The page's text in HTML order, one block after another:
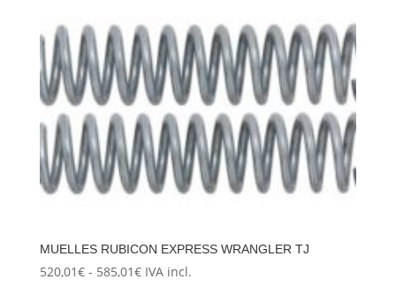
452,00€
hasta
516,00€
MUELLES RUBICON EXPRESS WRANGLER TJ
520,01€ - 585,01€Rango
IVA incl.